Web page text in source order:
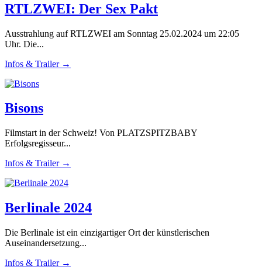
RTLZWEI: Der Sex Pakt
Ausstrahlung auf RTLZWEI am Sonntag 25.02.2024 um 22:05
Uhr. Die...
Infos & Trailer →
Bisons
Filmstart in der Schweiz! Von PLATZSPITZBABY
Erfolgsregisseur...
Infos & Trailer →
Berlinale 2024
Die Berlinale ist ein einzigartiger Ort der künstlerischen
Auseinandersetzung...
Infos & Trailer →